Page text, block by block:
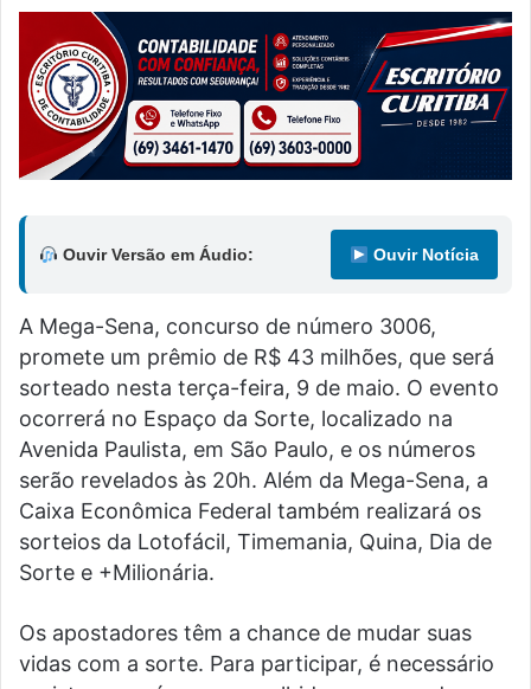
Ouvir Versão em Áudio: Ouvir Notícia
A Mega-Sena, concurso de número 3006,
promete um prêmio de R$ 43 milhões, que será
sorteado nesta terça-feira, 9 de maio. O evento
ocorrerá no Espaço da Sorte, localizado na
Avenida Paulista, em São Paulo, e os números
serão revelados às 20h. Além da Mega-Sena, a
Caixa Econômica Federal também realizará os
sorteios da Lotofácil, Timemania, Quina, Dia de
Sorte e +Milionária.
Os apostadores têm a chance de mudar suas
vidas com a sorte. Para participar, é necessário